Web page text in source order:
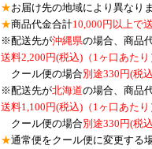
★お届け先の地域により異なり
★商品代金合計10,000円以上で
※配送先が沖縄県の場合、商品
送料2,200円(税込)（1ヶ口あたり
クール便の場合別途330円(税
※配送先が北海道の場合、商品
送料1,100円(税込) （1ヶ口あた
クール便の場合別途330円(税
★通常便をクール便に変更する